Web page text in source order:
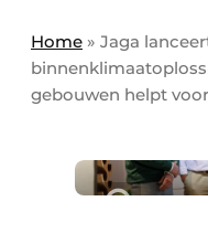
Contact
Evenement
Nieuwsbrief
Algemeen
Solar
Home » Jaga
gebouwen helpt